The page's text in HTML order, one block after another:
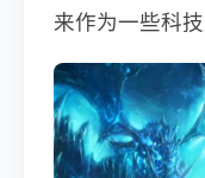
来作为一些科